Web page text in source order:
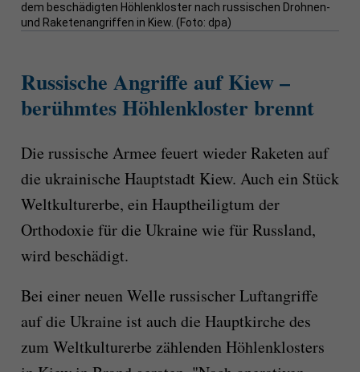
dem beschädigten Höhlenkloster nach russischen Drohnen-
und Raketenangriffen in Kiew. (Foto: dpa)
Russische Angriffe auf Kiew –
berühmtes Höhlenkloster brennt
Die russische Armee feuert wieder Raketen auf
die ukrainische Hauptstadt Kiew. Auch ein Stück
Weltkulturerbe, ein Hauptheiligtum der
Orthodoxie für die Ukraine wie für Russland,
wird beschädigt.
Bei einer neuen Welle russischer Luftangriffe
auf die Ukraine ist auch die Hauptkirche des
zum Weltkulturerbe zählenden Höhlenklosters